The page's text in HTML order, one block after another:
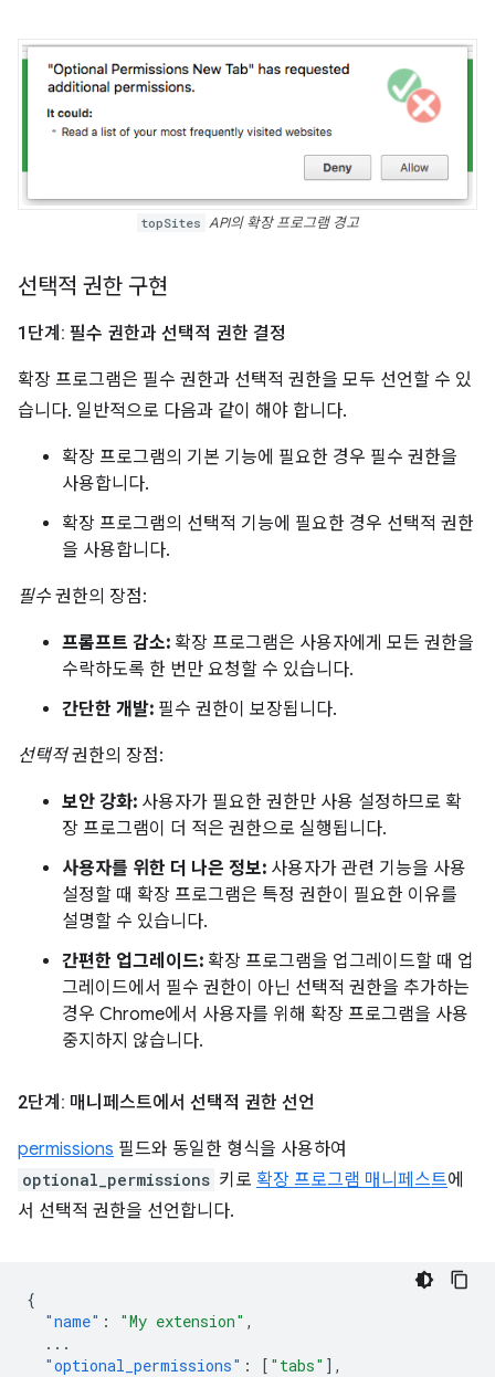
topSites API의 확장 프로그램 경고
선택적 권한 구현
1단계: 필수 권한과 선택적 권한 결정
확장 프로그램은 필수 권한과 선택적 권한을 모두 선언할 수 있
습니다. 일반적으로 다음과 같이 해야 합니다.
확장 프로그램의 기본 기능에 필요한 경우 필수 권한을
사용합니다.
확장 프로그램의 선택적 기능에 필요한 경우 선택적 권한
을 사용합니다.
필수 권한의 장점:
프롬프트 감소: 확장 프로그램은 사용자에게 모든 권한을
수락하도록 한 번만 요청할 수 있습니다.
간단한 개발: 필수 권한이 보장됩니다.
선택적권한의 장점:
보안 강화: 사용자가 필요한 권한만 사용 설정하므로 확
장 프로그램이 더 적은 권한으로 실행됩니다.
사용자를 위한 더 나은 정보: 사용자가 관련 기능을 사용
설정할 때 확장 프로그램은 특정 권한이 필요한 이유를
설명할 수 있습니다.
간편한 업그레이드: 확장 프로그램을 업그레이드할 때 업
그레이드에서 필수 권한이 아닌 선택적 권한을 추가하는
경우 Chrome에서 사용자를 위해 확장 프로그램을 사용
중지하지 않습니다.
2단계: 매니페스트에서 선택적 권한 선언
permissions 필드와 동일한 형식을 사용하여
optional_permissions 키로 확장 프로그램 매니페스트에
서 선택적 권한을 선언합니다.
{
"name" : "My extension" ,
...
"optional_permissions" : [ "tabs" ],